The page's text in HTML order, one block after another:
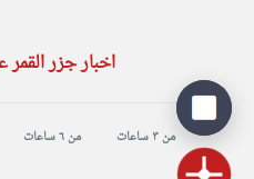
اخبار جزر القمر
من ٣ ساعات من ٦ ساعات